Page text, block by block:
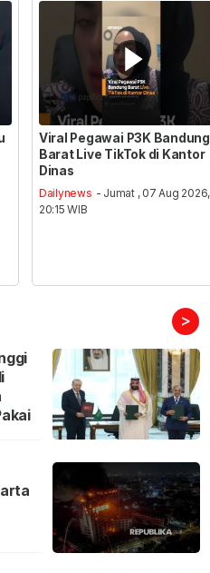
Viral Pegawai P3K Bandung
Barat Live TikTok di Kantor
Dinas
Dailynews - Jumat , 07 Aug 2026,
20:15 WIB
>